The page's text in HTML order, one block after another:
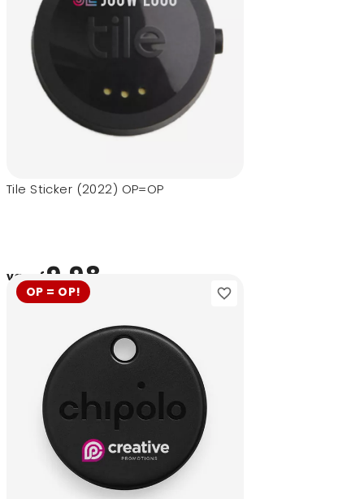
Tile Sticker (2022) OP=OP
vanaf9,98
OP = OP!